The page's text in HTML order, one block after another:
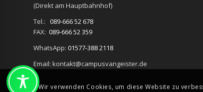
(Direkt am Hauptbahnhof)
Tel.: 089-666 52 678
FAX: 089-666 52 359
WhatsApp: 01577-388 2118
Email: kontakt@campusvangeister.de
Wir verwenden Cookies, um diese Website zu